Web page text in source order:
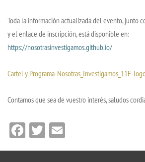
Toda la información actualizada del evento, junto
y el enlace de inscripción, está disponible en:
https://nosotrasinvestigamos.github.io/
Cartel y Programa-Nosotras_Investigamos_11F-
Contamos que sea de vuestro interés, saludos
Facebook
Twitter